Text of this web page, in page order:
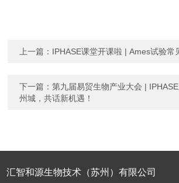
上一篇： IPHASE课堂开课啦 | Ames试验常
下一篇：第九届易贸生物产业大会 |
州城，共话新机遇！
汇智和源生物技术（苏州）有限公司